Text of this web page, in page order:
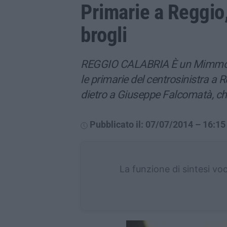
Primarie a
brogli
REGGIO CALABRIA È un
le primarie del centrosinistra a
dietro a Giuseppe Falcomatà,
Pubblicato il: 07/07/2014 – 16:15
La funzione di sintesi